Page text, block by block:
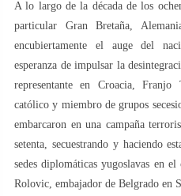
A lo largo de la década de los
particular Gran Bretaña,
encubiertamente el auge del
esperanza de impulsar la
representante en Croacia,
católico y miembro de grupos
embarcaron en una campaña
setenta, secuestrando y haciendo
sedes diplomáticas yugoslavas en
Rolovic, embajador de Belgrado en